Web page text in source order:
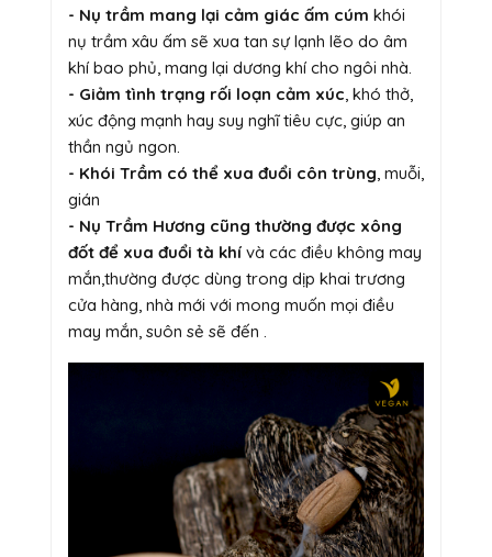
- Nụ trầm mang lại cảm giác ấm cúm khói
nụ trầm xâu ấm sẽ xua tan sự lạnh lẽo do âm
khí bao phủ, mang lại dương khí cho ngôi nhà.
- Giảm tình trạng rối loạn cảm xúc, khó thở,
xúc động mạnh hay suy nghĩ tiêu cực, giúp an
thần ngủ ngon.
- Khói Trầm có thể xua đuổi côn trùng, muỗi,
gián
- Nụ Trầm Hương cũng thường được xông
đốt để xua đuổi tà khí và các điều không may
mắn,thường được dùng trong dịp khai trương
cửa hàng, nhà mới với mong muốn mọi điều
may mắn, suôn sẻ sẽ đến .